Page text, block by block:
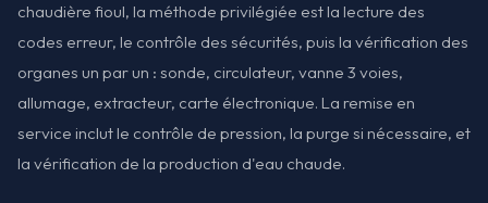
chaudière fioul, la méthode privilégiée est la lecture des
codes erreur, le contrôle des sécurités, puis la vérification des
organes un par un : sonde, circulateur, vanne 3 voies,
allumage, extracteur, carte électronique. La remise en
service inclut le contrôle de pression, la purge si nécessaire, et
la vérification de la production d'eau chaude.